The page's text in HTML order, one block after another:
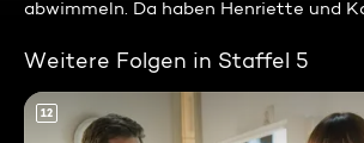
abwimmeln. Da haben Henriette und
Weitere Folgen in Staffel 5
12